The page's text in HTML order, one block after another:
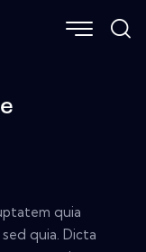
quia
quia. Dicta